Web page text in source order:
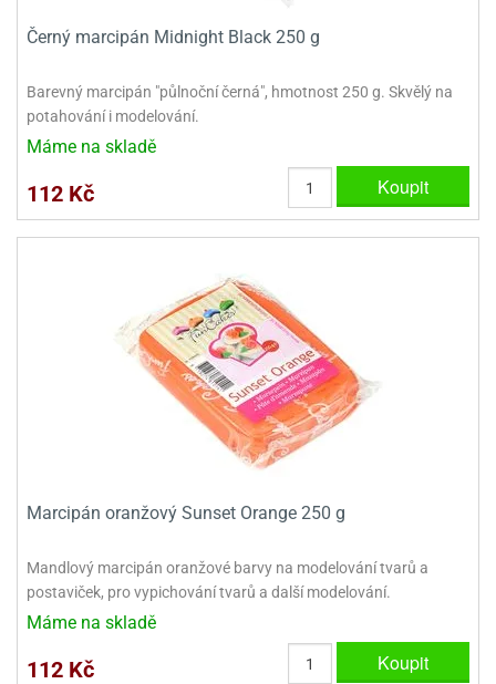
Černý marcipán Midnight Black 250 g
Barevný marcipán "půlnoční černá", hmotnost 250 g. Skvělý na
potahování i modelování.
Máme na skladě
112 Kč Koupit
Marcipán oranžový Sunset Orange 250 g
Mandlový marcipán oranžové barvy na modelování tvarů a
postaviček, pro vypichování tvarů a další modelování.
Máme na skladě
112 Kč Koupit